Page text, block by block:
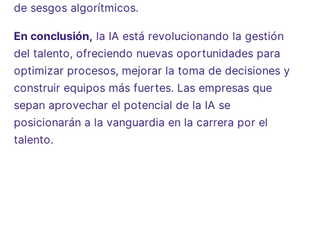
de sesgos algorítmicos.
En conclusión, la IA está revolucionando la gestión
del talento, ofreciendo nuevas oportunidades para
optimizar procesos, mejorar la toma de decisiones y
construir equipos más fuertes. Las empresas que
sepan aprovechar el potencial de la IA se
posicionarán a la vanguardia en la carrera por el
talento.